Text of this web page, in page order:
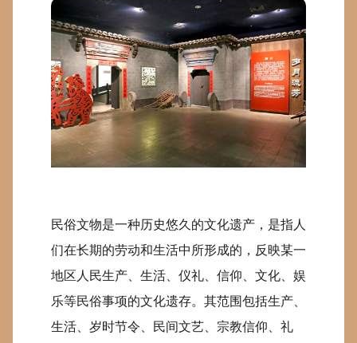
民俗文物是一种历史悠久的文化遗产，是指人
们在长期的劳动和生活中所形成的，反映某一
地区人民生产、生活、仪礼、信仰、文化、娱
乐等民俗事项的文化遗存。其范围包括生产、
生活、岁时节令、民间文艺、宗教信仰、礼